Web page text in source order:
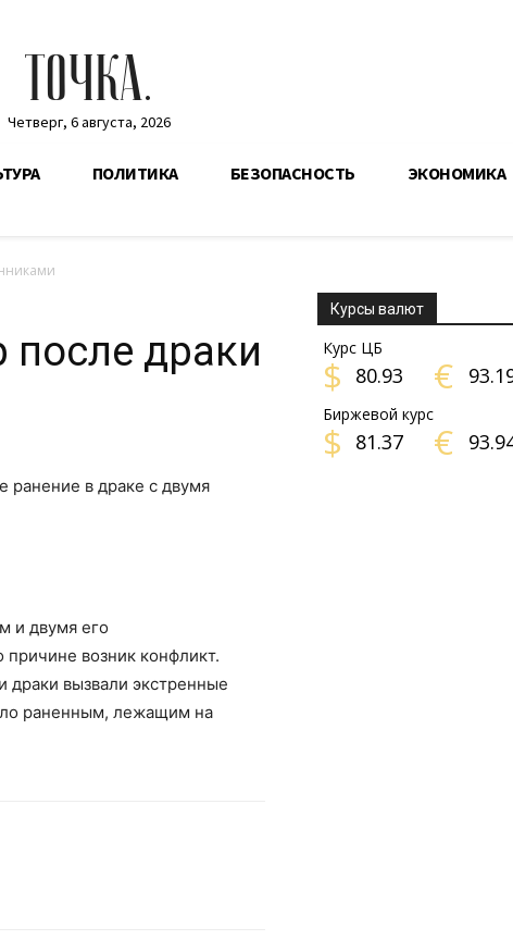
ТОЧКА.
Четверг, 6 августа, 2026
ПОЛИТИКА БЕЗОПАСНОСТЬ ЭКОНОМИКА
после драки
ранение в драке с двумя
и двумя его
возник конфликт.
драки вызвали экстренные
раненным, лежащим на
Курсы валют
Курс ЦБ
$ 80.93 €
Биржевой курс
$ 81.37 €